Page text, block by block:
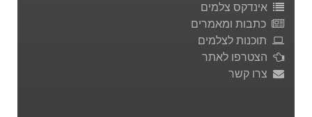
אינדקס צלמים
כתבות ומאמרים
תוכנות לצלמים
הצטרפו לאתר
צרו קשר